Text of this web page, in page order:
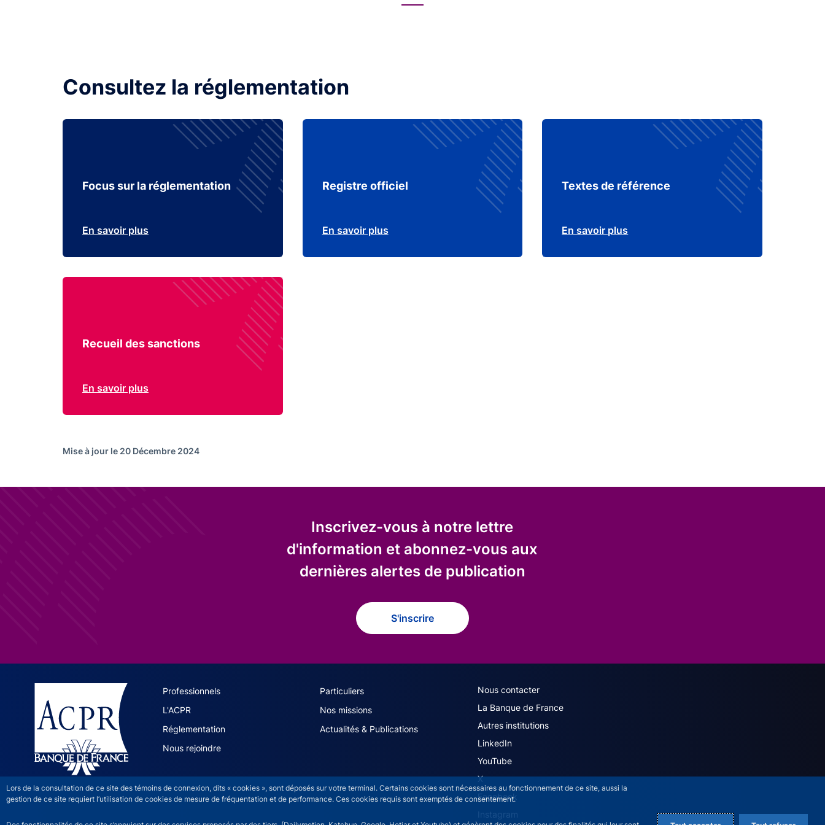
Lors de la consultation de ce site des témoins de connexion, dits « cookies », sont déposés sur votre terminal. Certains cookies sont nécessaires au fonctionnement de ce site, aussi la
gestion de ce site requiert l’utilisation de cookies de mesure de fréquentation et de performance. Ces cookies requis sont exemptés de consentement.
Consultez la réglementation
Focus sur la réglementation
En savoir plus
Registre officiel
En savoir plus
Textes de référence
En savoir plus
Recueil des sanctions
En savoir plus
Mise à jour le 20 Décembre 2024
Inscrivez-vous à notre lettre
d'information et abonnez-vous aux
dernières alertes de publication
S'inscrire
ACPR site navigation (French)
Professionnels
Particuliers
L'ACPR
Nos missions
Réglementation
Actualités & Publications
Nous rejoindre
ACPR footer secondary menu (French)
Nous contacter
La Banque de France
Autres institutions
LinkedIn
YouTube
X
Facebook
Instagram